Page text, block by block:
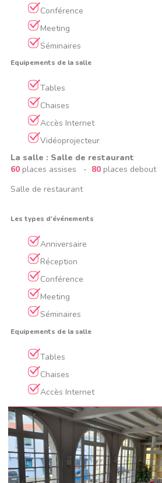
Conférence
Meeting
Séminaires
Equipements de la salle
Tables
Chaises
Accès Internet
Vidéoprojecteur
La salle : Salle de restaurant
60 places assises - 80 places
Salle de restaurant
Les types d'événements
Anniversaire
Réception
Conférence
Meeting
Séminaires
Equipements de la salle
Tables
Chaises
Accès Internet